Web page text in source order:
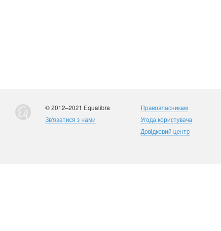
© 2012–2021 Equalibra
Зв'язатися з нами
Правовласникам
Угода користувача
Довідковий центр